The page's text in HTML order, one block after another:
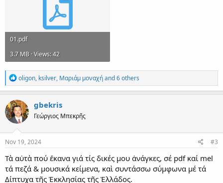
01.pdf
3.7 MB · Views: 42
R
e
a
c
t
i
o
n
s
oligon, ksilver, Μαριάμ μοναχήand 6 others
gbekris
Γεώργιος Μπεκρῆς
Nov 19, 2024 #3
Τὰ αὐτὰ πού ἔκανα γιά τίς δικές μου ἀνάγκες, σέ pdf καί mel
τά πεζά & μουσικά κείμενα, καὶ συντάσσω σύμφωνα μέ τά
Δίπτυχα τῆς Ἐκκλησίας τῆς Ἑλλάδος.